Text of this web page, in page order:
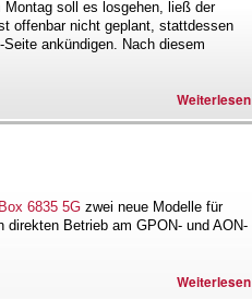
soll es losgehen, ließ der
offenbar nicht geplant, stattdessen
ankündigen. Nach diesem
Weiterlesen
6835 5G zwei neue Modelle für
Betrieb am GPON- und AON-
Weiterlesen